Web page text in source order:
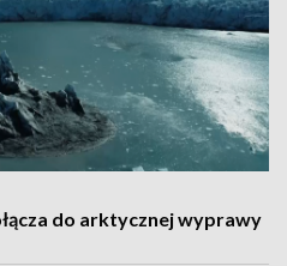
do arktycznej wyprawy